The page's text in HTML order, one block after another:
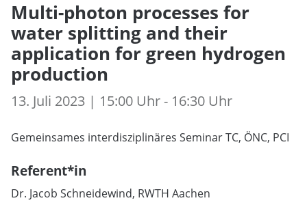
Multi-photon processes for
water splitting and their
application for green hydrogen
production
13. Juli 2023 | 15:00 Uhr - 16:30 Uhr
Gemeinsames interdisziplinäres Seminar TC, ÖNC, PCI
Referent*in
Dr. Jacob Schneidewind, RWTH Aachen